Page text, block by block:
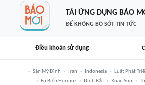
TẢI ỨNG DỤNG BÁO
ĐỂ KHÔNG BỎ SÓT TIN TỨC
Điều khoản sử dụng
Sân Mỹ Đình Iran Indonesia Luật Phát
Eo Biển Hormuz
Đình Bắc Xuân Son